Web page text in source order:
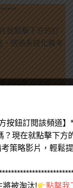
就點擊下方的訂
，透過系統化備考
按鈕訂閱該頻道】
現在就點擊下方
策略影片，輕鬆
將被淘汰!
點擊我